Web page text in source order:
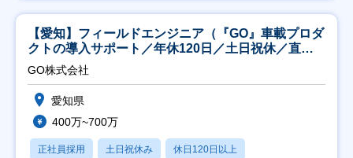
【愛知】フィールドエンジニア（『GO』車載プロダ
クトの導入サポート／年休120日／土日祝休／直行
直帰
GO株式会社
愛知県
400万~700万
正社員採用 土日祝休み 休日120日以上